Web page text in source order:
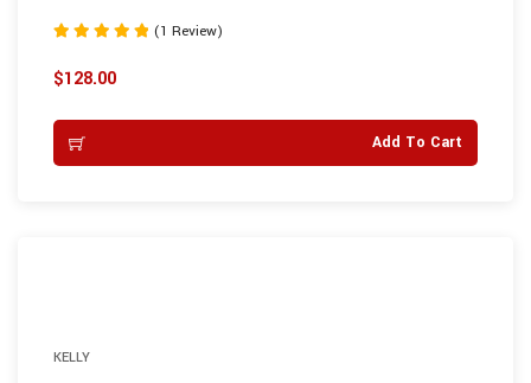
5.00
sur 5
(1 Review)
$128.00
Add To Cart
KELLY